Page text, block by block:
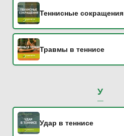
Теннисные сокращения
Травмы в теннисе
У
Удар в теннисе